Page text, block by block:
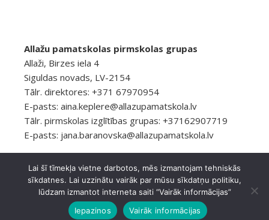
Allažu pamatskolas pirmskolas grupas
Allaži, Birzes iela 4
Siguldas novads, LV-2154
Tālr. direktores: +371 67970954
E-pasts: aina.keplere@allazupamatskola.lv
Tālr. pirmskolas izglītības grupas: +37162907719
E-pasts: jana.baranovska@allazupamatskola.lv
© 2026 Allažu pamatskolaPrivātuma politika
Ashe Tēma, koWP Royal
Lai šī tīmekļa vietne darbotos, mēs izmantojam tehniskās
sīkdatnes. Lai uzzinātu vairāk par mūsu sīkdatņu politiku,
lūdzam izmantot interneta saiti “Vairāk informācijas”
Iepazinos
Vairāk informācijas